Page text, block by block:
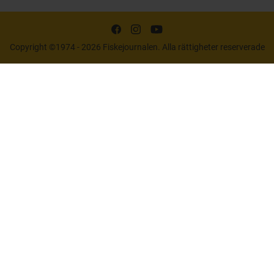
Copyright ©1974 - 2026 Fiskejournalen. Alla rättigheter reserverade